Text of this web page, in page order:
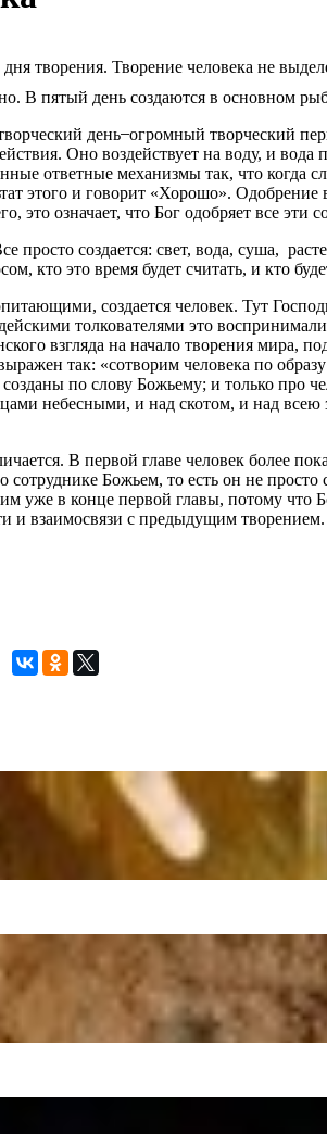
творения. Творение человека не
В пятый день создаются в основном
день ̶ огромный творческий
Оно воздействует на воду, и
ответные механизмы так, что когда
этого и говорит «Хорошо».
это означает, что Бог одобряет все эти
просто создается: свет, вода, суша,
кто это время будет считать, и кто
создается человек. Тут
толкователями это
взгляда на начало творения мира,
так: «сотворим человека по
по слову Божьему; и только про
небесными, и над скотом, и над
В первой главе человек более
сотруднике Божьем, то есть он не
уже в конце первой главы, потому что
и взаимосвязи с предыдущим творением.